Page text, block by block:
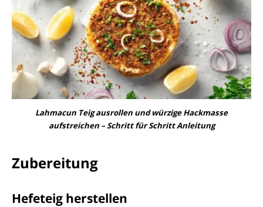
Lahmacun Teig ausrollen und würzige Hackmasse
aufstreichen – Schritt für Schritt Anleitung
Zubereitung
Hefeteig herstellen